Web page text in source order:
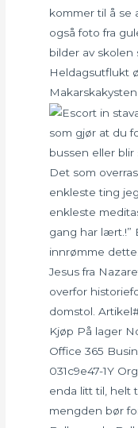
kommer til å se
også foto fra
bilder av skolen
Heldagsutflukt
Makarskakysten.
som gjør at du
bussen eller
Det som
enkleste ting
enkleste
gang har lært.!”
innrømme
Jesus fra
overfor
domstol.
Kjøp På lager
Office 365
031c9e47-1Y
enda litt til, helt
mengden bør